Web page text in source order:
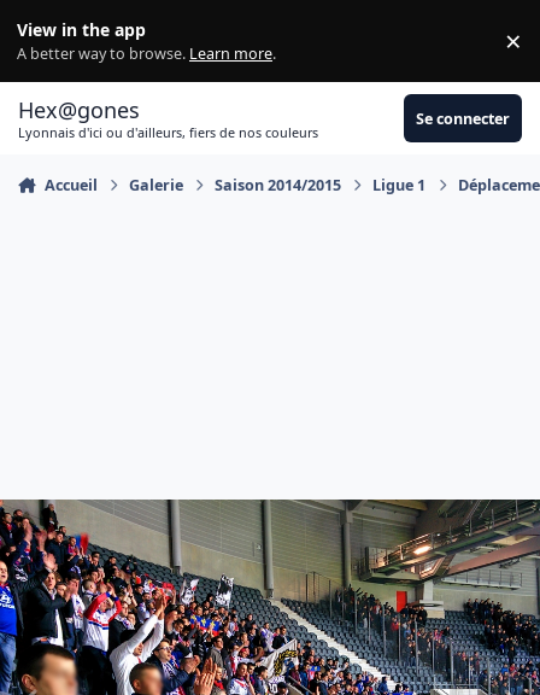
View in the app
A better way to browse. Learn more. ×
Hex@gones
Lyonnais d'ici ou d'ailleurs, fiers de nos couleurs
Se connecter
Accueil Galerie Saison 2014/2015 Ligue 1